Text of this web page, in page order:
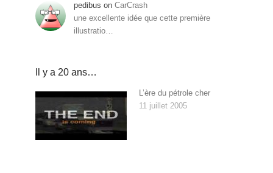
pedibus on CarCrash
une excellente idée que cette première
illustratio…
Il y a 20 ans…
L’ère du pétrole cher
11 juillet 2005